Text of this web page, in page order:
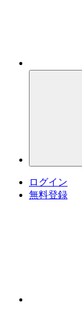
ログイン
無料登録